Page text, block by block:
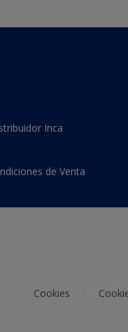
Inca
de Venta
Cookies